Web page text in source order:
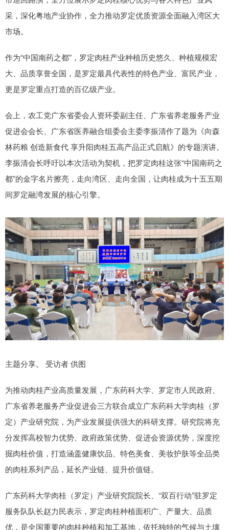
采，深化粤地产业协作，全力推动罗定优质资源全面融入湾区大
市场。
作为“中国南药之都”，罗定肉桂产业种植历史悠久、种植规模宏
大、品质享誉全国，是罗定最具代表性的特色产业、富民产业，
更是罗定重点打造的百亿级产业。
会上，农工党广东省委会人资环委副主任、广东省养老服务产业
促进会会长、广东省医养融合组委会主委李振清作了题为《向森
林药粮 创造新食代 享升阳肉桂五高产品正式启航》的专题演讲。
李振清会长呼吁以本次活动为契机，把罗定肉桂这张“中国南药之
都”的金字名片擦亮，走向湾区、走向全国，让肉桂成为十五五期
间罗定融湾发展的核心引擎。
主题分享。 受访者 供图
为推动肉桂产业高质量发展，广东药科大学、罗定市人民政府、
广东省养老服务产业促进会三方联合成立广东药科大学肉桂（罗
定）产业研究院，为产业发展提供强大的科研支撑。研究院将充
分发挥高校智力优势、政府政策优势、促进会资源优势，深度挖
掘肉桂价值，打造涵盖健康饮品、特色美食、美妆护肤等全品类
的肉桂系列产品，延长产业链、提升价值链。
广东药科大学肉桂（罗定）产业研究院院长、“双百行动”驻罗定
服务队队长赵力民表示，罗定肉桂种植面积广、产量大、品质
优，是全国重要的肉桂种植和加工基地，依托独特的气候与土壤